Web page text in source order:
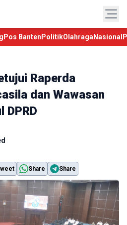
Pos Banten PolitikOlahraga Nasional
Raperda
dan Wawasan
DPRD
Share Share